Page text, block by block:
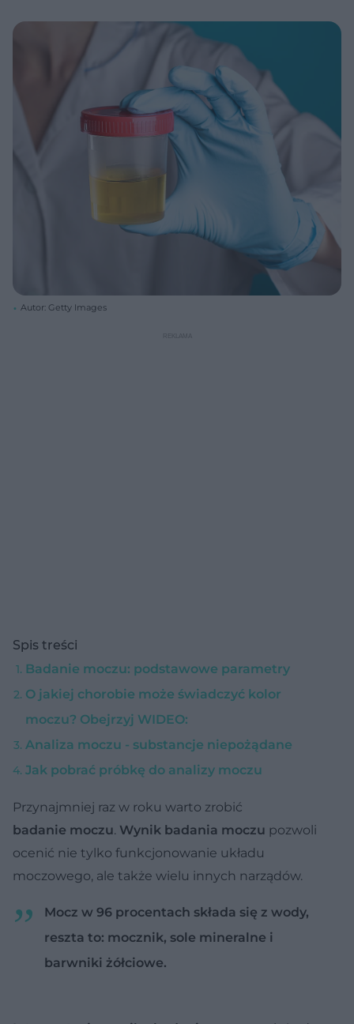
Autor: Getty Images
Spis treści
Badanie moczu: podstawowe parametry
O jakiej chorobie może świadczyć kolor
moczu? Obejrzyj WIDEO:
Analiza moczu - substancje niepożądane
Jak pobrać próbkę do analizy moczu
Przynajmniej raz w roku warto zrobić
badanie moczu. Wynik badania moczu pozwoli
ocenić nie tylko funkcjonowanie układu
moczowego, ale także wielu innych narządów.
Mocz w 96 procentach składa się z wody,
reszta to: mocznik, sole mineralne i
barwniki żółciowe.